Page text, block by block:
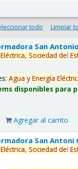
todo Limpiar
San
Eléctrica, Sociedad del
Agua y Energía
disponibles para
Agregar al carrito
San Antoni
Eléctrica, Sociedad del